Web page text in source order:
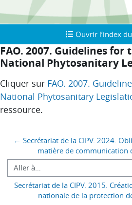
Ouvrir l’index du
Ouvrir l’index
FAO. 2007. Guidelines for
National Phytosanitary
Conditions d’achèvement
Cliquer sur FAO. 2007.
National Phytosanitary
ressource.
← Secrétariat de la CIPV. 2024.
matière de communication
Aller à…
Secrétariat de la CIPV. 2015.
nationale de la protection